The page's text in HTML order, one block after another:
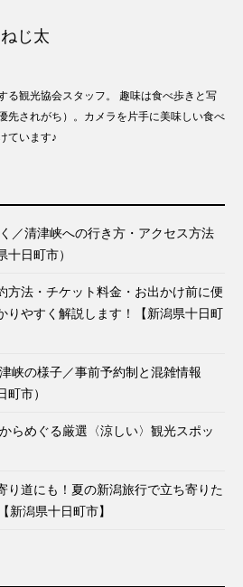
ねじ太
る観光協会スタッフ。 趣味は食べ歩きと写
先されがち）。カメラを片手に美味しい食べ
ています♪
／清津峡への行き方・アクセス方法
日町市）
方法・チケット料金・お出かけ前に便
りやすく解説します！【新潟県十日町
峡の様子／事前予約制と混雑情報
町市）
らめぐる厳選〈涼しい〉観光スポッ
り道にも！夏の新潟旅行で立ち寄りた
新潟県十日町市】